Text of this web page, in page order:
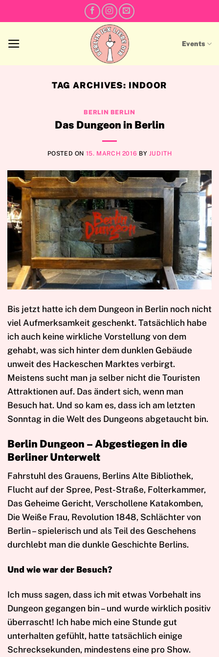
to
Events
TAG ARCHIVES: INDOOR
BERLIN BERLIN
Das Dungeon in Berlin
POSTED ON 15. MARCH 2016 BY JUDITH
Bis jetzt hatte ich dem Dungeon in Berlin noch nicht
viel Aufmerksamkeit geschenkt. Tatsächlich habe
ich auch keine wirkliche Vorstellung von dem
gehabt, was sich hinter dem dunklen Gebäude
unweit des Hackeschen Marktes verbirgt.
Meistens sucht man ja selber nicht die Touristen
Attraktionen auf. Das ändert sich, wenn man
Besuch hat. Und so kam es, dass ich am letzten
Sonntag in die Welt des Dungeons abgetaucht bin.
Berlin Dungeon – Abgestiegen in die
Berliner Unterwelt
Fahrstuhl des Grauens, Berlins Alte Bibliothek,
Flucht auf der Spree, Pest-Straße, Folterkammer,
Das Geheime Gericht, Verschollene Katakomben,
Die Weiße Frau, Revolution 1848, Schlächter von
Berlin – spielerisch und als Teil des Geschehens
durchlebt man die dunkle Geschichte Berlins.
Und wie war der Besuch?
Ich muss sagen, dass ich mit etwas Vorbehalt ins
Dungeon gegangen bin – und wurde wirklich positiv
überrascht! Ich habe mich eine Stunde gut
unterhalten gefühlt, hatte tatsächlich einige
Schrecksekunden, mindestens eine pro Show.